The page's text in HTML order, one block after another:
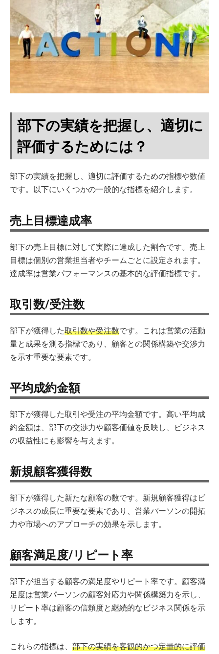
部下の実績を把握し、適切に
評価するためには？
部下の実績を把握し、適切に評価するための指標や数値
です。以下にいくつかの一般的な指標を紹介します。
売上目標達成率
部下の売上目標に対して実際に達成した割合です。売上
目標は個別の営業担当者やチームごとに設定されます。
達成率は営業パフォーマンスの基本的な評価指標です。
取引数/受注数
部下が獲得した取引数や受注数です。これは営業の活動
量と成果を測る指標であり、顧客との関係構築や交渉力
を示す重要な要素です。
平均成約金額
部下が獲得した取引や受注の平均金額です。高い平均成
約金額は、部下の交渉力や顧客価値を反映し、ビジネス
の収益性にも影響を与えます。
新規顧客獲得数
部下が獲得した新たな顧客の数です。新規顧客獲得はビ
ジネスの成長に重要な要素であり、営業パーソンの開拓
力や市場へのアプローチの効果を示します。
顧客満足度/リピート率
部下が担当する顧客の満足度やリピート率です。顧客満
足度は営業パーソンの顧客対応力や関係構築力を示し、
リピート率は顧客の信頼度と継続的なビジネス関係を示
します。
これらの指標は、 部下の実績を客観的かつ定量的に評価